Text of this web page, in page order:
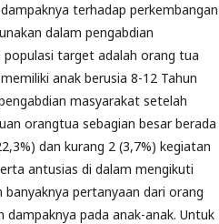
terhadap perkembangan
dalam pengabdian
target adalah orang tua
anak berusia 8-12 Tahun
masyarakat setelah
orangtua sebagian besar berada
dan kurang 2 (3,7%) kegiatan
antusias di dalam mengikuti
pertanyaan dari orang
pada anak-anak. Untuk